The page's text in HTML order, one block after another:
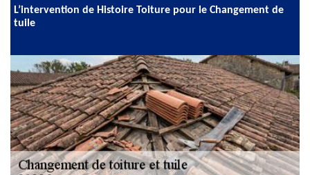
L’intervention de Histoire Toiture pour le Changement de
tuile